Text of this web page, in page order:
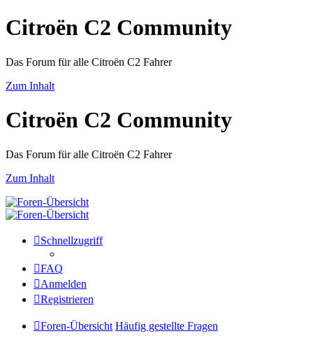
Citroën C2 Community
Das Forum für alle Citroën C2 Fahrer
Zum Inhalt
Citroën C2 Community
Das Forum für alle Citroën C2 Fahrer
Zum Inhalt
Schnellzugriff
FAQ
Anmelden
Registrieren
Foren-Übersicht Häufig gestellte Fragen